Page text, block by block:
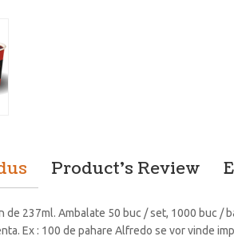
Product's Review
de 237ml. Ambalate 50 buc / set, 1000 buc
Ex : 100 de pahare Alfredo se vor vinde